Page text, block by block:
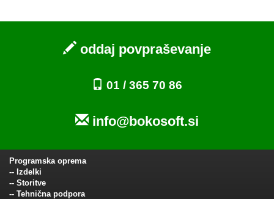
oddaj povpraševanje
01 / 365 70 86
info@bokosoft.si
Programska oprema
-- Izdelki
-- Storitve
-- Tehnična podpora